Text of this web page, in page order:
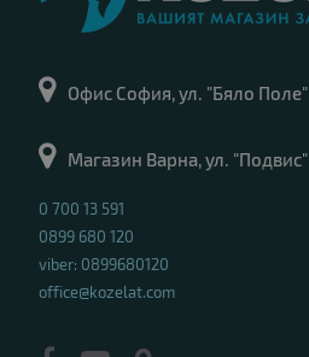
Офис София, ул. "Бяло Поле"
Магазин Варна, ул.
0 700 13 591
0899 680 120
viber: 0899680120
office@kozelat.com